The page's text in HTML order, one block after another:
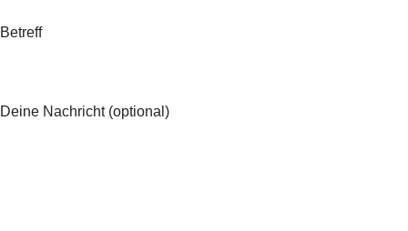
Betreff
Deine Nachricht (optional)